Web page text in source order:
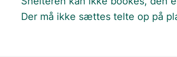
Der må ikke sættes telte op på